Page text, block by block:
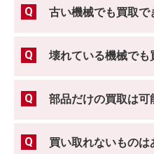
古い機械でも買取で
壊れている機械でも
部品だけの買取は可
買い取れないものは